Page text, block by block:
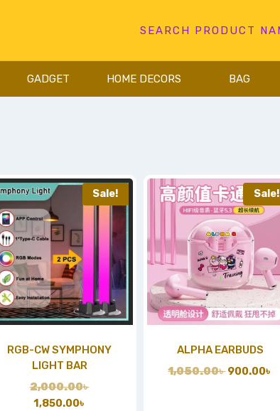
SEARCH PRODUCT
GADGET HOME DECORS BAG
Sale!
RGB-CW SYMPHONY
LIGHT BAR
2,000.00৳
1,850.00৳
Sale!
ALPHA EARBUDS
1,050.00৳900.00৳